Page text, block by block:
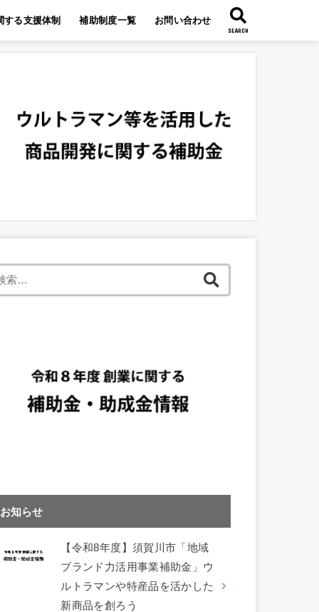
する支援体制 補助制度一覧 お問い合わせ
SEARCH
お知らせ
【令和8年度】須賀川市「地域
ブランド力活用事業補助金」ウ
ルトラマンや特産品を活かした
新商品を創ろう